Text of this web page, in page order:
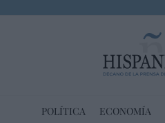
POLÍTICA ECONOMÍA